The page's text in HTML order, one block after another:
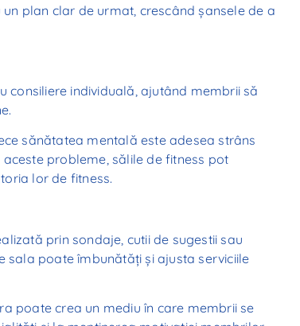
plan clar de urmat, crescând șansele de a
consiliere individuală, ajutând membrii să
sănătatea mentală este adesea strâns
probleme, sălile de fitness pot
lor de fitness.
prin sondaje, cutii de sugestii sau
sala poate îmbunătăți și ajusta serviciile
poate crea un mediu în care membrii se